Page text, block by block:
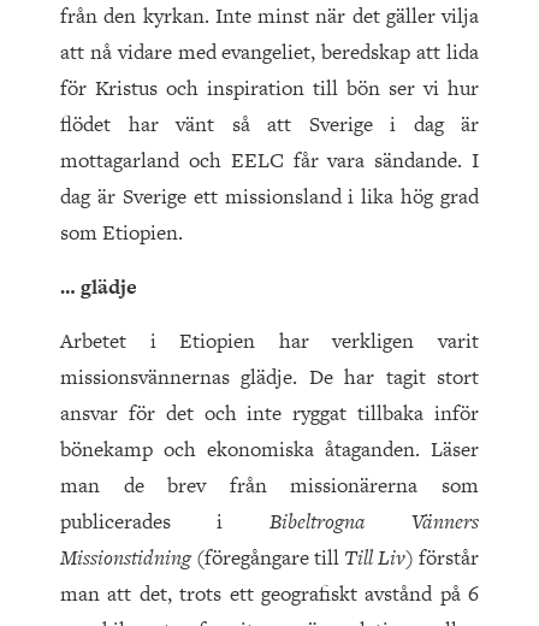
från den kyrkan. Inte minst när det gäller vilja
att nå vidare med evangeliet, beredskap att lida
för Kristus och inspiration till bön ser vi hur
flödet har vänt så att Sverige i dag är
mottagarland och EELC får vara sändande. I
dag är Sverige ett missionsland i lika hög grad
som Etiopien.
… glädje
Arbetet i Etiopien har verkligen varit
missionsvännernas glädje. De har tagit stort
ansvar för det och inte ryggat tillbaka inför
bönekamp och ekonomiska åtaganden. Läser
man de brev från missionärerna som
publicerades i Bibeltrogna Vänners
Missionstidning(föregångare till Till Liv) förstår
man att det, trots ett geografiskt avstånd på 6